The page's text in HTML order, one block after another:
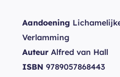
Aandoening
Verlamming
Auteur Alfred van Hall
ISBN 9789057868443